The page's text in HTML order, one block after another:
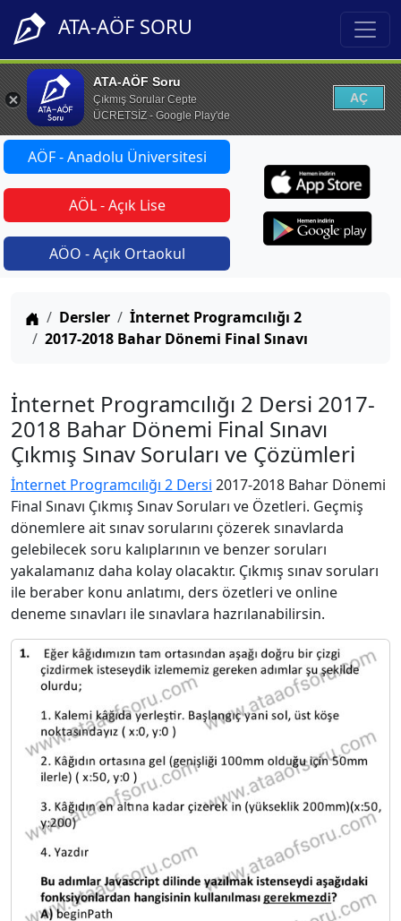
ATA-AÖF SORU
ATA-AÖF Soru
Çıkmış Sorular Cepte
ÜCRETSİZ - Google Play'de
AÇ
AÖF - Anadolu Üniversitesi
AÖL - Açık Lise
AÖO - Açık Ortaokul
Anasayfa
Dersler
İnternet Programcılığı 2
2017-2018 Bahar Dönemi Final Sınavı
İnternet Programcılığı 2 Dersi 2017-
2018 Bahar Dönemi Final Sınavı
Çıkmış Sınav Soruları ve Çözümleri
İnternet Programcılığı 2 Dersi 2017-2018 Bahar Dönemi
Final Sınavı Çıkmış Sınav Soruları ve Özetleri. Geçmiş
dönemlere ait sınav sorularını çözerek sınavlarda
gelebilecek soru kalıplarının ve benzer soruları
yakalamanız daha kolay olacaktır. Çıkmış sınav soruları
ile beraber konu anlatımı, ders özetleri ve online
deneme sınavları ile sınavlara hazrılanabilirsin.